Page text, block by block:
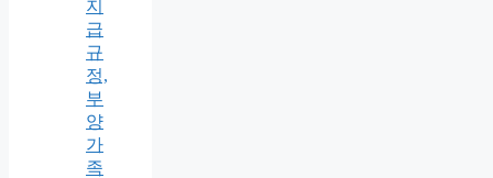
지
급
규
정,
부
양
가
족